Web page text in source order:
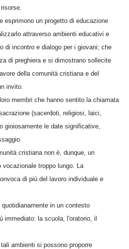
esprimono un progetto di educazione
attraverso ambienti educativi e
di incontro e dialogo per i giovani; che
di preghiera e si dimostrano sollecite
della comunità cristiana e del
invito.
membri che hanno sentito la chiamata
(sacerdoti, religiosi, laici,
gioiosamente le date significative,
cristiana non è, dunque, un
troppo lungo. La
di più del lavoro individuale e
in un contesto
immediato: la scuola, l'oratorio, il
ambienti si possono proporre